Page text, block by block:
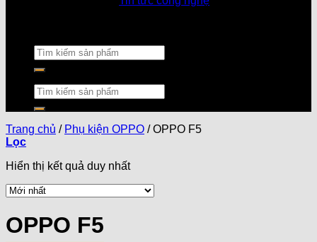
Trang chủ / Phụ kiện OPPO /OPPO F5
Lọc
Hiển thị kết quả duy nhất
OPPO F5